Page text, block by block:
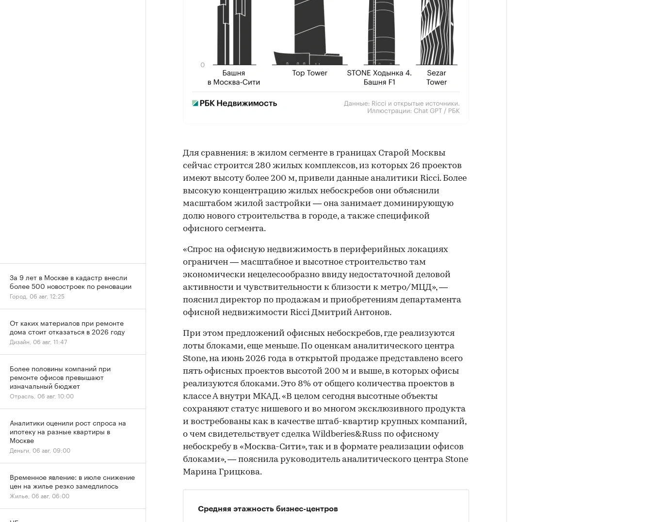
Для сравнения: в жилом сегменте в границах Старой Москвы
сейчас строится 280 жилых комплексов, из которых 26 проектов
имеют высоту более 200 м, привели данные аналитики Ricci. Более
высокую концентрацию жилых небоскребов они объяснили
масштабом жилой застройки — она занимает доминирующую
долю нового строительства в городе, а также спецификой
офисного сегмента.
«Спрос на офисную недвижимость в периферийных локациях
ограничен — масштабное и высотное строительство там
экономически нецелесообразно ввиду недостаточной деловой
активности и чувствительности к близости к метро/МЦД», —
пояснил директор по продажам и приобретениям департамента
офисной недвижимости Ricci Дмитрий Антонов.
При этом предложений офисных небоскребов, где реализуются
лоты блоками, еще меньше. По оценкам аналитического центра
Stone, на июнь 2026 года в открытой продаже представлено всего
пять офисных проектов высотой 200 м и выше, в которых офисы
реализуются блоками. Это 8% от общего количества проектов в
классе А внутри МКАД. «В целом сегодня высотные объекты
сохраняют статус нишевого и во многом эксклюзивного продукта
и востребованы как в качестве штаб-квартир крупных компаний,
о чем свидетельствует сделка Wildberies&Russ по офисному
небоскребу в «Москва-Сити», так и в формате реализации офисов
блоками», — пояснила руководитель аналитического центра Stone
Марина Грицкова.
Средняя этажность бизнес-центров
За 9 лет в Москве в кадастр внесли
более 500 новостроек по реновации
Город, 06 авг, 12:25
От каких материалов при ремонте
дома стоит отказаться в 2026 году
Дизайн, 06 авг, 11:47
Более половины компаний при
ремонте офисов превышают
изначальный бюджет
Отрасль, 06 авг, 10:00
Аналитики оценили рост спроса на
ипотеку на разные квартиры в
Москве
Деньги, 06 авг, 09:00
Временное явление: в июле снижение
цен на жилье резко замедлилось
Жилье, 06 авг, 06:00